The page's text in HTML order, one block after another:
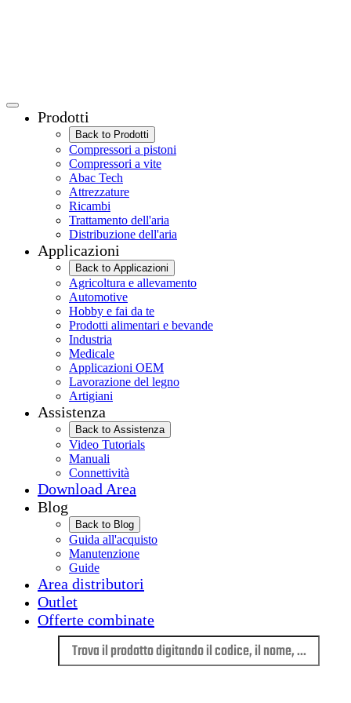
Prodotti
Back to Prodotti
Compressori a pistoni
Compressori a vite
Abac Tech
Attrezzature
Ricambi
Trattamento dell'aria
Distribuzione dell'aria
Applicazioni
Back to Applicazioni
Agricoltura e allevamento
Automotive
Hobby e fai da te
Prodotti alimentari e bevande
Industria
Medicale
Applicazioni OEM
Lavorazione del legno
Artigiani
Assistenza
Back to Assistenza
Video Tutorials
Manuali
Connettività
Download Area
Blog
Back to Blog
Guida all'acquisto
Manutenzione
Guide
Area distributori
Outlet
Offerte combinate